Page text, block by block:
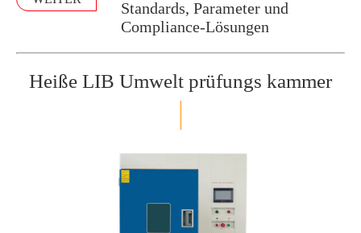
Standards, Parameter und
Compliance-Lösungen
Heiße LIB Umwelt prüfungs kammer